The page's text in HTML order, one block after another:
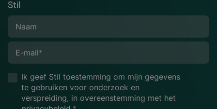
Stil
Naam
E-mail*
Ik geef Stil toestemming om mijn gegevens
te gebruiken voor onderzoek en
verspreiding, in overeenstemming met het